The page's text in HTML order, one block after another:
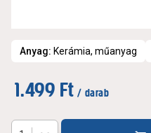
Anyag: Kerámia, műanyag
1.499 Ft / darab